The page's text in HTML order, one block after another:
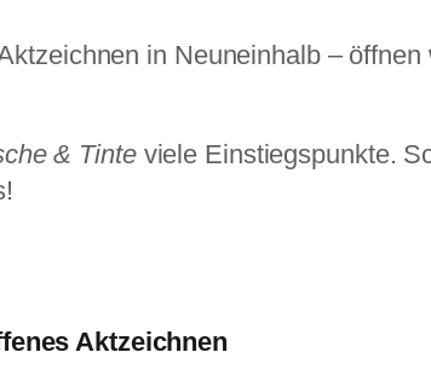
in Neuneinhalb – öffnen
& Tinteviele Einstiegspunkte.
Aktzeichnen